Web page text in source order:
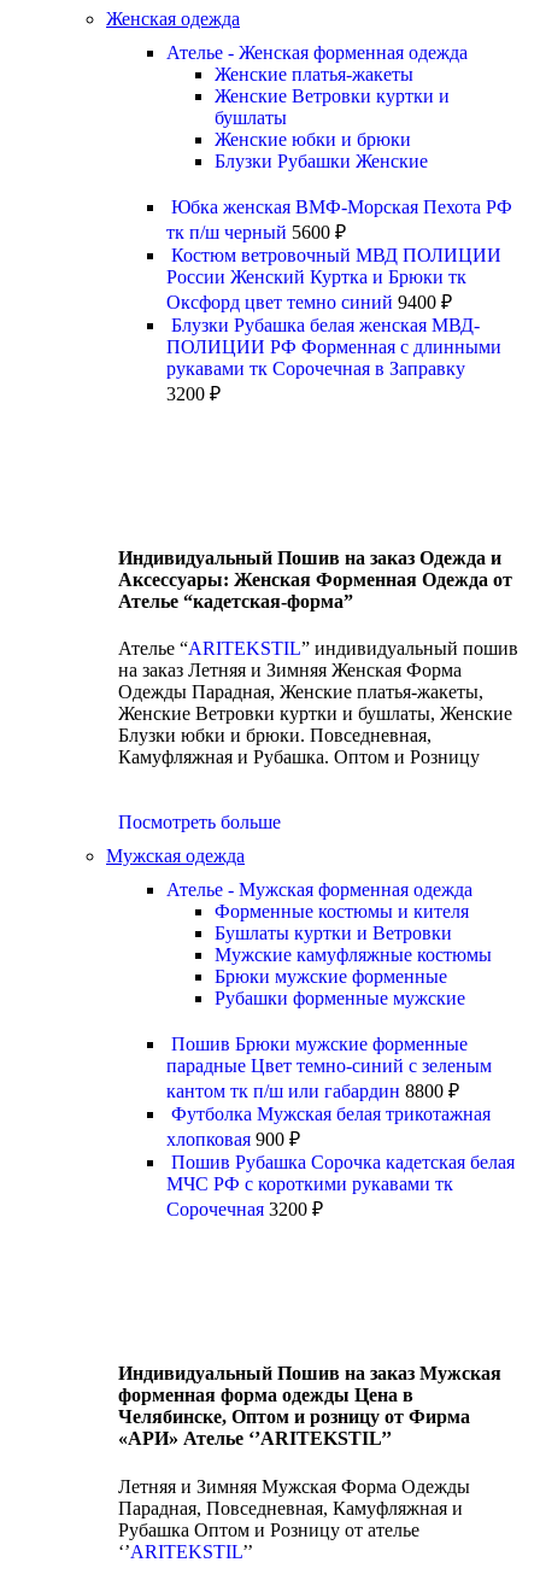
Женская одежда
Ателье - Женская форменная одежда
Женские платья-жакеты
Женские Ветровки куртки и
бушлаты
Женские юбки и брюки
Блузки Рубашки Женские
Юбка женская ВМФ-Морская Пехота РФ
тк п/ш черный 5600 ₽
Костюм ветровочный МВД ПОЛИЦИИ
России Женский Куртка и Брюки тк
Оксфорд цвет темно синий 9400 ₽
Блузки Рубашка белая женская МВД-
ПОЛИЦИИ РФ Форменная с длинными
рукавами тк Сорочечная в Заправку
3200 ₽
Индивидуальный Пошив на заказ Одежда и
Аксессуары: Женская Форменная Одежда от
Ателье “кадетская-форма”
Ателье “ARITEKSTIL” индивидуальный пошив
на заказ Летняя и Зимняя Женская Форма
Одежды Парадная, Женские платья-жакеты,
Женские Ветровки куртки и бушлаты, Женские
Блузки юбки и брюки. Повседневная,
Камуфляжная и Рубашка. Оптом и Розницу
Посмотреть больше
Мужская одежда
Ателье - Мужская форменная одежда
Форменные костюмы и кителя
Бушлаты куртки и Ветровки
Мужские камуфляжные костюмы
Брюки мужские форменные
Рубашки форменные мужские
Пошив Брюки мужские форменные
парадные Цвет темно-синий с зеленым
кантом тк п/ш или габардин 8800 ₽
Футболка Мужская белая трикотажная
хлопковая 900 ₽
Пошив Рубашка Сорочка кадетская белая
МЧС РФ с короткими рукавами тк
Сорочечная 3200 ₽
Индивидуальный Пошив на заказ Мужская
форменная форма одежды Цена в
Челябинске, Оптом и розницу от Фирма
«АРИ» Ателье ‘’ARITEKSTIL’’
Летняя и Зимняя Мужская Форма Одежды
Парадная, Повседневная, Камуфляжная и
Рубашка Оптом и Розницу от ателье
‘’ARITEKSTIL’’